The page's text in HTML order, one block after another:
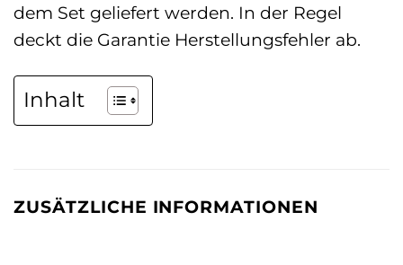
dem Set geliefert werden. In der Regel
deckt die Garantie Herstellungsfehler ab.
Inhalt
ZUSÄTZLICHE INFORMATIONEN